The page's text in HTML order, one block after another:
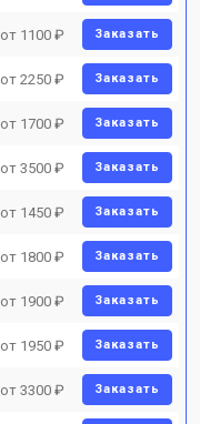
от 1100 ₽ Заказать
от 2250 ₽ Заказать
от 1700 ₽ Заказать
от 3500 ₽ Заказать
от 1450 ₽ Заказать
от 1800 ₽ Заказать
от 1900 ₽ Заказать
от 1950 ₽ Заказать
от 3300 ₽ Заказать